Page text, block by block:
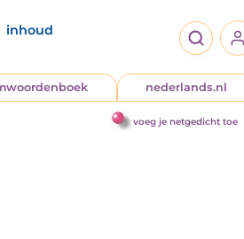
inhoud
nederlands.nl
voeg je netgedicht toe